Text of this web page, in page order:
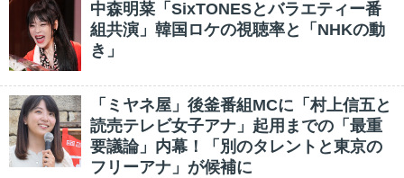
中森明菜「SixTONESとバラエティー番
組共演」韓国ロケの視聴率と「NHKの動
き」
「ミヤネ屋」後釜番組MCに「村上信五と
読売テレビ女子アナ」起用までの「最重
要議論」内幕！「別のタレントと東京の
フリーアナ」が候補に